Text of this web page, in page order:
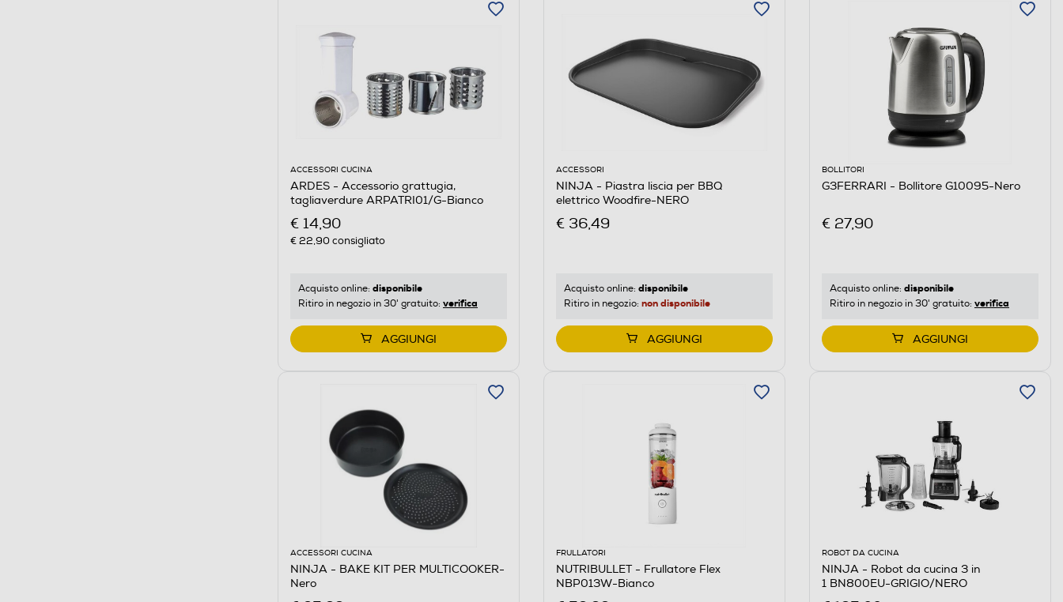
ACCESSORI CUCINA
ARDES - Accessorio grattugia,
tagliaverdure ARPATRI01/G-Bianco
€ 14,90
€ 22,90consigliato
Acquisto online: disponibile
Ritiro in negozio in 30' gratuito: verifica
AGGIUNGI
ACCESSORI
NINJA - Piastra liscia per BBQ
elettrico Woodfire-NERO
€ 36,49
Acquisto online: disponibile
Ritiro in negozio: non disponibile
AGGIUNGI
BOLLITORI
G3FERRARI - Bollitore G10095-Nero
€ 27,90
Acquisto online: disponibile
Ritiro in negozio in 30' gratuito: verifica
AGGIUNGI
ACCESSORI CUCINA
NINJA - BAKE KIT PER MULTICOOKER-
Nero
FRULLATORI
NUTRIBULLET - Frullatore Flex
NBP013W-Bianco
ROBOT DA CUCINA
NINJA - Robot da cucina 3 in
1 BN800EU-GRIGIO/NERO